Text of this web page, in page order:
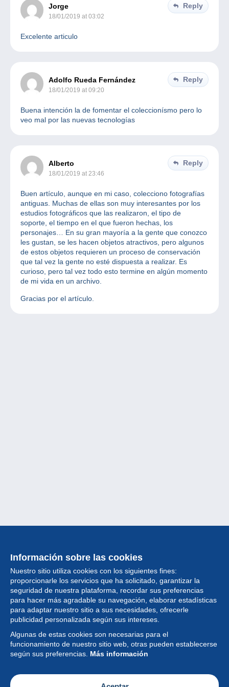
Jorge
18/01/2019 at 03:02
Reply
Excelente articulo
Adolfo Rueda Fernández
18/01/2019 at 09:20
Reply
Buena intención la de fomentar el coleccionísmo pero lo
veo mal por las nuevas tecnologías
Alberto
18/01/2019 at 23:46
Reply
Buen artículo, aunque en mi caso, colecciono fotografías
antiguas. Muchas de ellas son muy interesantes por los
estudios fotográficos que las realizaron, el tipo de
soporte, el tiempo en el que fueron hechas, los
personajes… En su gran mayoría a la gente que conozco
les gustan, se les hacen objetos atractivos, pero algunos
de estos objetos requieren un proceso de conservación
que tal vez la gente no esté dispuesta a realizar. Es
curioso, pero tal vez todo esto termine en algún momento
de mi vida en un archivo.
Gracias por el artículo.
Información sobre las cookies
Nuestro sitio utiliza cookies con los siguientes fines:
proporcionarle los servicios que ha solicitado, garantizar la
seguridad de nuestra plataforma, recordar sus preferencias
para hacer más agradable su navegación, elaborar estadísticas
para adaptar nuestro sitio a sus necesidades, ofrecerle
publicidad personalizada según sus intereses.
Algunas de estas cookies son necesarias para el
funcionamiento de nuestro sitio web, otras pueden establecerse
según sus preferencias. Más información
Colección
Noticias
Funcionalidad
Empresa